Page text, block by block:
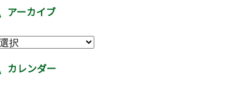
アーカイブ
カレンダー